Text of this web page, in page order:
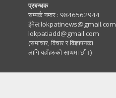
प्रबन्धक
सम्पर्क नम्वर : 9846562944
ईमेल:lokpatinews@gmail.com
lokpatiadd@gmail.com
(समाचार, विचार र विज्ञापनका
लागि यहाँहरुको साथमा छौं।)